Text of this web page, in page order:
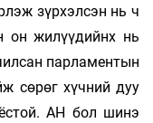
зүрхэлсэн нь ч
он жилүүдийнх нь
парламентын
сөрөг хүчний дуу
АН бол шинэ